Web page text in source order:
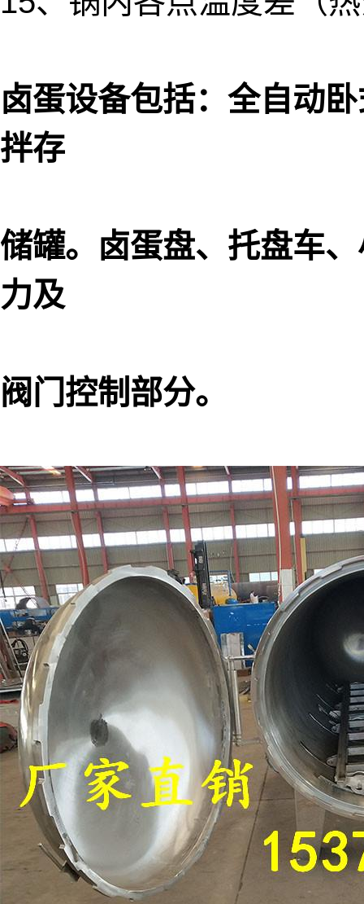
卤蛋设备包括：全自动
拌存
储罐。卤蛋盘、托盘车
力及
阀门控制部分。